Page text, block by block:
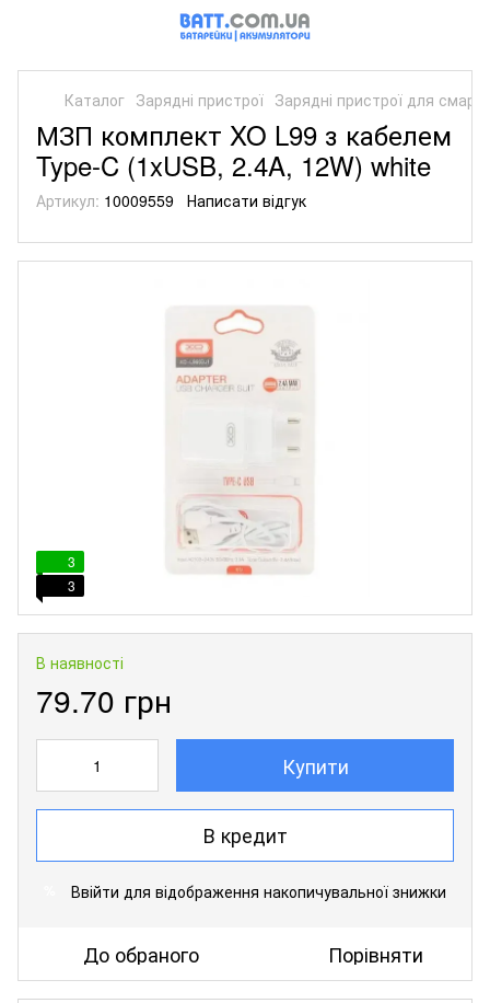
Каталог Зарядні пристрої Зарядні пристрої для
МЗП комплект XO L99 з кабелем
Type-C (1xUSB, 2.4A, 12W) white
Артикул: 10009559 Написати відгук
3
3
В наявності
79.70 грн
Купити
В кредит
Ввійти для відображення накопичувальної знижки
До обраного Порівняти